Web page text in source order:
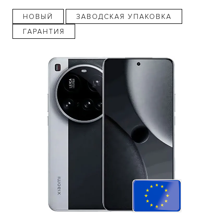
НОВЫЙ
ЗАВОДСКАЯ УПАКОВКА
ГАРАНТИЯ